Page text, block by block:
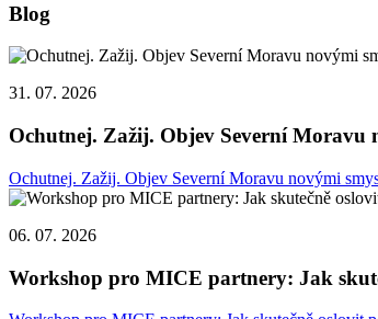
Blog
31. 07. 2026
Ochutnej. Zažij. Objev Severní Moravu
Ochutnej. Zažij. Objev Severní Moravu novými
06. 07. 2026
Workshop pro MICE partnery: Jak